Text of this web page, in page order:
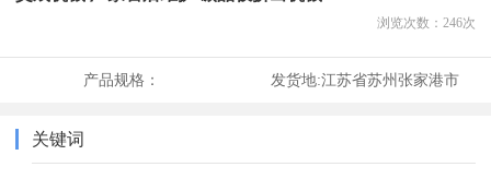
浏览次数： 246次
产品规格： 发货地:江苏省苏州张家港市
关键词